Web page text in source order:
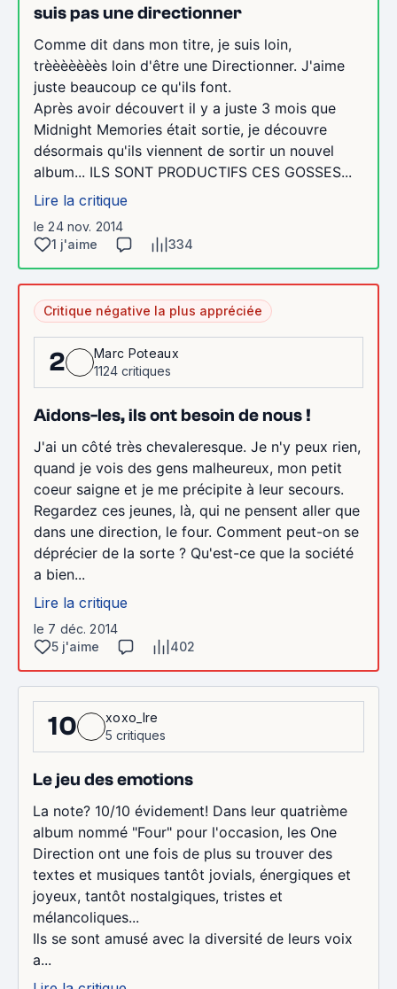
suis pas une directionner
Comme dit dans mon titre, je suis loin,
trèèèèèèès loin d'être une Directionner. J'aime
juste beaucoup ce qu'ils font.
Après avoir découvert il y a juste 3 mois que
Midnight Memories était sortie, je découvre
désormais qu'ils viennent de sortir un nouvel
album... ILS SONT PRODUCTIFS CES GOSSES...
Lire la critique
le 24 nov. 2014
1 j'aime
334
Critique négative la plus appréciée
2
Marc Poteaux
1124 critiques
Aidons-les, ils ont besoin de nous !
J'ai un côté très chevaleresque. Je n'y peux rien,
quand je vois des gens malheureux, mon petit
coeur saigne et je me précipite à leur secours.
Regardez ces jeunes, là, qui ne pensent aller que
dans une direction, le four. Comment peut-on se
déprécier de la sorte ? Qu'est-ce que la société
a bien...
Lire la critique
le 7 déc. 2014
5 j'aime
402
10
xoxo_lre
5 critiques
Le jeu des emotions
La note? 10/10 évidement! Dans leur quatrième
album nommé "Four" pour l'occasion, les One
Direction ont une fois de plus su trouver des
textes et musiques tantôt jovials, énergiques et
joyeux, tantôt nostalgiques, tristes et
mélancoliques...
Ils se sont amusé avec la diversité de leurs voix
a...